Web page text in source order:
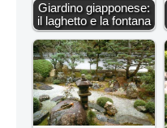
Giardino giapponese:
il laghetto e la fontana